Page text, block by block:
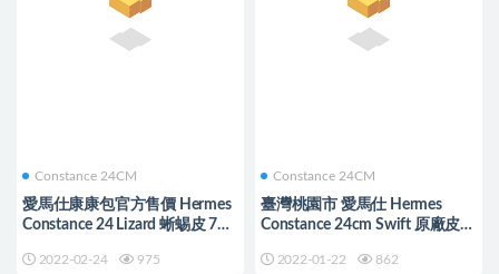
Constance 24CM
愛馬仕康康包官方售價 Hermes
Constance 24 Lizard 蜥蜴皮 7Q
2022-02-24 975
Constance 24CM
臺灣桃園市 愛馬仕 Hermes
Constance 24cm Swift 原廠皮
2022-01-22 862